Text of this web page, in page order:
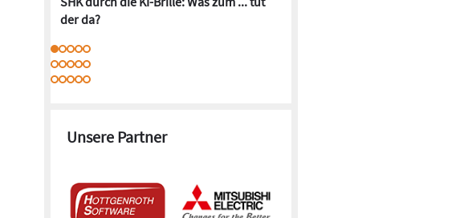
der da?
Unsere Partner